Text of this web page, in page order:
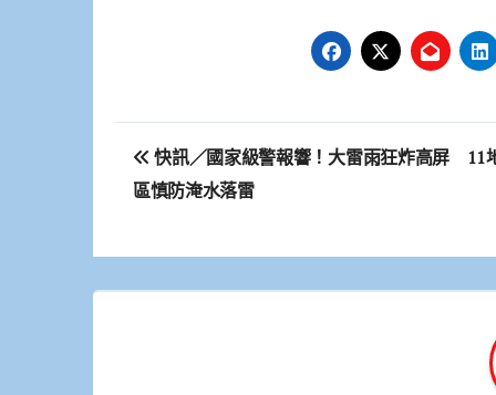
文
章
覽
快訊／國家級警報響！大雷雨狂炸高屏 11
區慎防淹水落雷